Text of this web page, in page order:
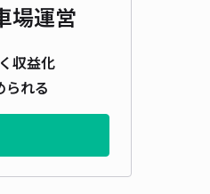
場運営
収益化
られる